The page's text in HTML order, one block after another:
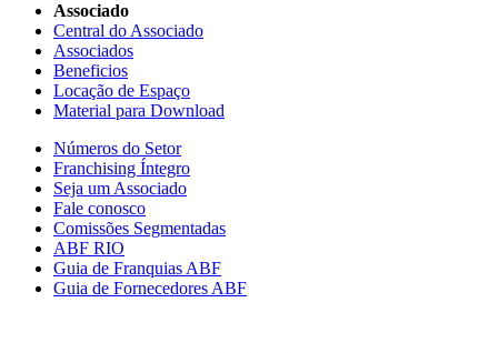
Associado
Central do Associado
Associados
Beneficios
Locação de Espaço
Material para Download
Números do Setor
Franchising Íntegro
Seja um Associado
Fale conosco
Comissões Segmentadas
ABF RIO
Guia de Franquias ABF
Guia de Fornecedores ABF